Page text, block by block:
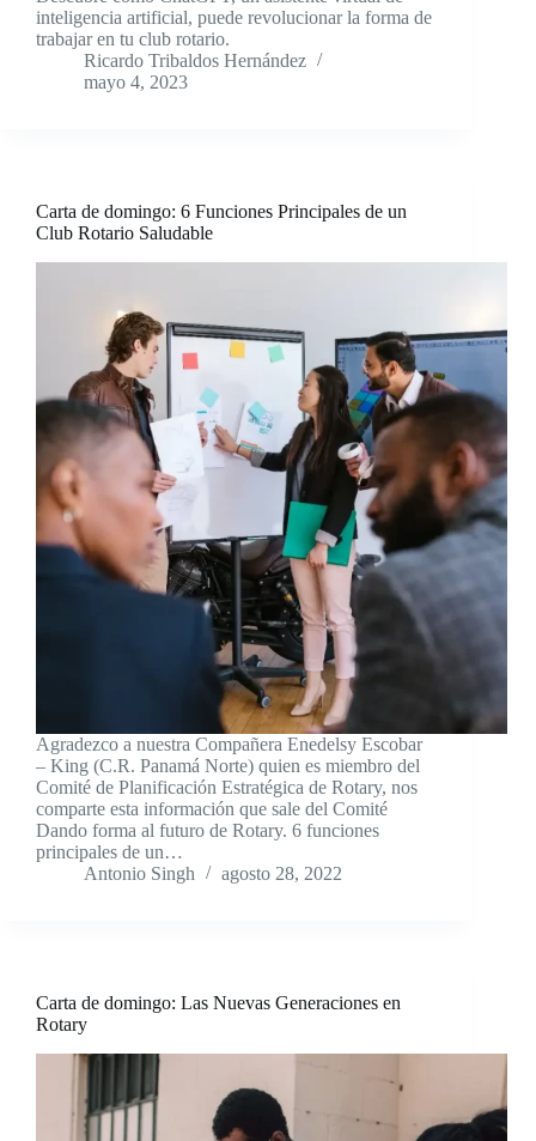
inteligencia artificial, puede revolucionar la forma de
trabajar en tu club rotario.
Ricardo Tribaldos Hernández
mayo 4, 2023
Carta de domingo: 6 Funciones Principales de un
Club Rotario Saludable
Agradezco a nuestra Compañera Enedelsy Escobar
– King (C.R. Panamá Norte) quien es miembro del
Comité de Planificación Estratégica de Rotary, nos
comparte esta información que sale del Comité
Dando forma al futuro de Rotary. 6 funciones
principales de un…
Antonio Singh
agosto 28, 2022
Carta de domingo: Las Nuevas Generaciones en
Rotary